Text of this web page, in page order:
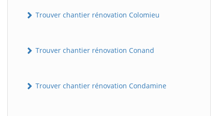
Trouver chantier rénovation Colomieu
Trouver chantier rénovation Conand
Trouver chantier rénovation Condamine